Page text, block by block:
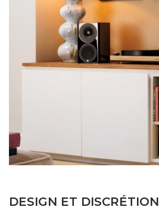
DOSSIERS
NOUS CONTACTER
DESIGN ET DISCRÉTION